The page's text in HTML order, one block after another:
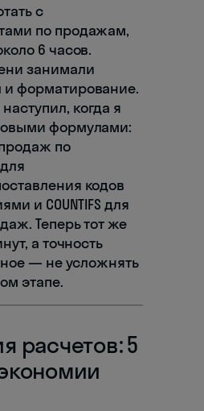
с
по продажам,
6 часов.
занимали
форматирование.
когда я
формулами:
продаж по
кодов
и COUNTIFS для
Теперь тот же
а точность
— не усложнять
этапе.
расчетов: 5